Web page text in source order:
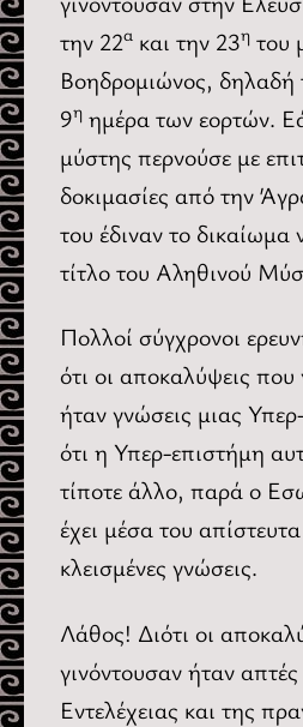
την 22α και την 23η του
Βοηδρομιώνος, δηλαδή
9η ημέρα των εορτών.
μύστης περνούσε με
δοκιμασίες από την
του έδιναν το δικαίωμα
τίτλο του Αληθινού
Πολλοί σύγχρονοι
ότι οι αποκαλύψεις που
ήταν γνώσεις μιας
ότι η Υπερ-επιστήμη
τίποτε άλλο, παρά ο
έχει μέσα του
κλεισμένες γνώσεις.
Λάθος! Διότι οι
γινόντουσαν ήταν
Εντελέχειας και της